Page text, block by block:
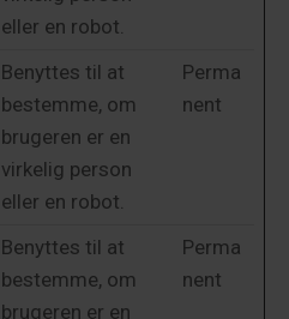
eller en robot.
Benyttes til at
bestemme, om
brugeren er en
virkelig person
eller en robot.
Perma
nent
Benyttes til at
bestemme, om
brugeren er en
Perma
nent